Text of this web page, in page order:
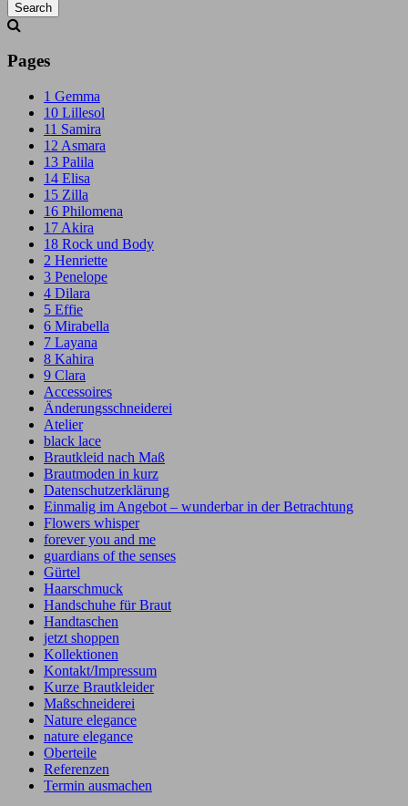
Search
in
progress
Pages
1 Gemma
10 Lillesol
11 Samira
12 Asmara
13 Palila
14 Elisa
15 Zilla
16 Philomena
17 Akira
18 Rock und Body
2 Henriette
3 Penelope
4 Dilara
5 Effie
6 Mirabella
7 Layana
8 Kahira
9 Clara
Accessoires
Änderungsschneiderei
Atelier
black lace
Brautkleid nach Maß
Brautmoden in kurz
Datenschutzerklärung
Einmalig im Angebot – wunderbar in der Betrachtung
Flowers whisper
forever you and me
guardians of the senses
Gürtel
Haarschmuck
Handschuhe für Braut
Handtaschen
jetzt shoppen
Kollektionen
Kontakt/Impressum
Kurze Brautkleider
Maßschneiderei
Nature elegance
nature elegance
Oberteile
Referenzen
Termin ausmachen